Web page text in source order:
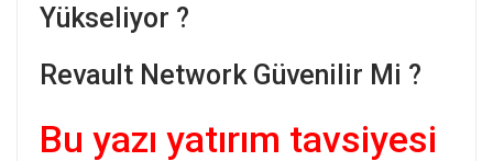
Yükseliyor ?
Revault Network Güvenilir Mi ?
Bu yazı yatırım tavsiyesi